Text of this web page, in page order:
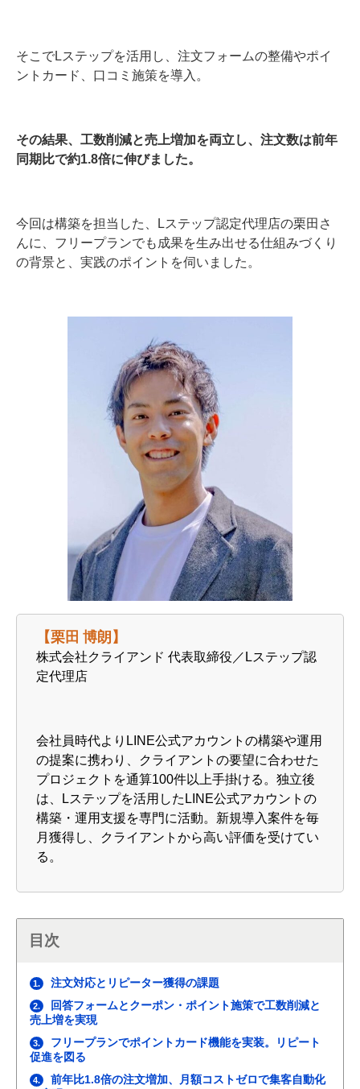
そこでLステップを活用し、注文フォームの整備やポイ
ントカード、口コミ施策を導入。
その結果、工数削減と売上増加を両立し、注文数は前年
同期比で約1.8倍に伸びました。
今回は構築を担当した、Lステップ認定代理店の栗田さ
んに、フリープランでも成果を生み出せる仕組みづくり
の背景と、実践のポイントを伺いました。
【栗田 博朗】
株式会社クライアンド 代表取締役／Lステップ認
定代理店
会社員時代よりLINE公式アカウントの構築や運用
の提案に携わり、クライアントの要望に合わせた
プロジェクトを通算100件以上手掛ける。独立後
は、Lステップを活用したLINE公式アカウントの
構築・運用支援を専門に活動。新規導入案件を毎
月獲得し、クライアントから高い評価を受けてい
る。
目次
1. 注文対応とリピーター獲得の課題
2.
回答フォームとクーポン・ポイント施策で工数削減と
売上増を実現
3.
フリープランでポイントカード機能を実装。リピート
促進を図る
4.
前年比1.8倍の注文増加、月額コストゼロで集客自動化